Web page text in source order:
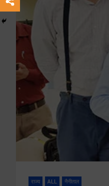
राज्य ALL नैनीताल